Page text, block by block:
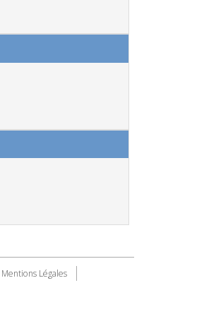
Mentions Légales